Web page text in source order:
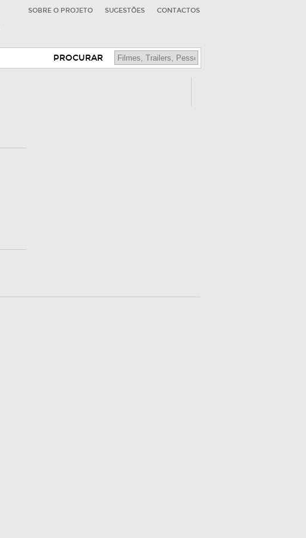
SOBRE O PROJETO SUGESTÕES CONTACTOS
PROCURAR